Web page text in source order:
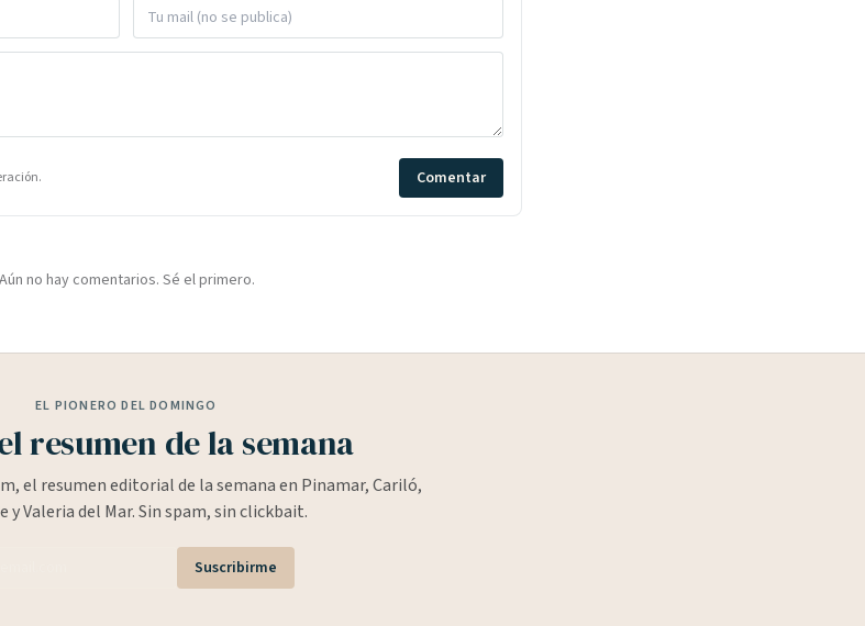
Comentar
Aún no hay comentarios. Sé el primero.
EL PIONERO DEL DOMINGO
resumen de la semana
el resumen editorial de la semana en Pinamar, Cariló,
y Valeria del Mar. Sin spam, sin clickbait.
Suscribirme